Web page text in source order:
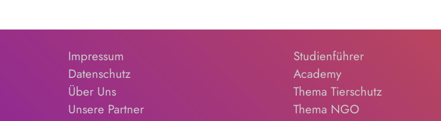
Impressum
Datenschutz
Über Uns
Unsere Partner
Studienführer
Academy
Thema Tierschutz
Thema NGO